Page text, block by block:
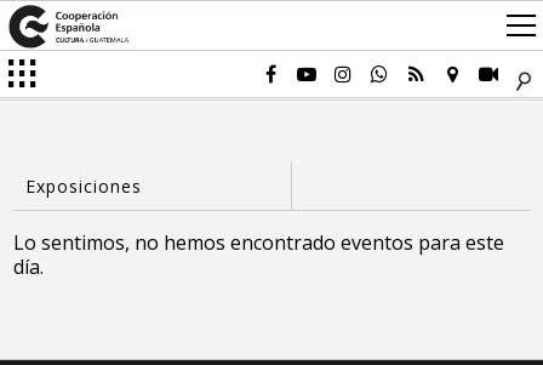
Lo sentimos, no hemos encontrado eventos para este
día.